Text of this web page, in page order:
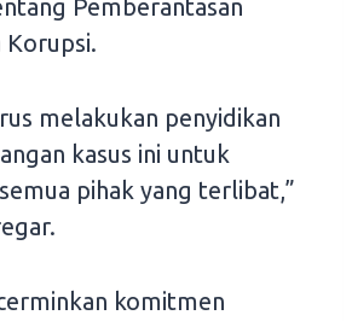
Pemberantasan
Korupsi.
melakukan penyidikan
kasus ini untuk
pihak yang terlibat,”
komitmen